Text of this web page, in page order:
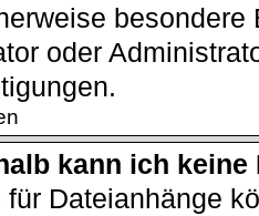
besondere
oder
kann ich
für Dateianhänge